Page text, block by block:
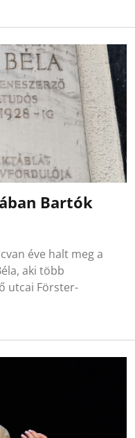
Bartók
éve halt meg a
aki több
utcai Förster-